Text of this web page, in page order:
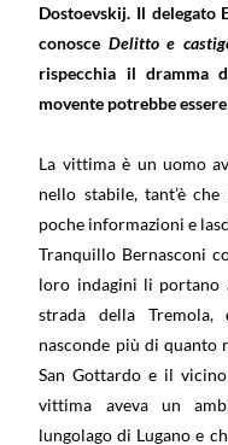
Dostoevskij. Il delegato
conosce Delitto e
rispecchia il dramma
movente potrebbe
La vittima è un uomo
nello stabile, tant’è
poche informazioni e
Tranquillo Bernasconi
loro indagini li portano
strada della
nasconde più di quanto
San Gottardo e il
vittima aveva un
lungolago di Lugano e